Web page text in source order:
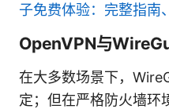
子免费体验：完整指南
OpenVPN与
在大多数场景下，
定；但在严格防火墙环